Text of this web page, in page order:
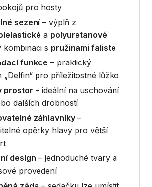
pro hosty
sezení – výplň z
a polyuretanové
kombinaci s pružinami faliste
funkce – praktický
„Delfin“ pro příležitostné lůžko
prostor – ideální na uschování
dalších drobností
záhlavníky –
opěrky hlavy pro větší
design – jednoduché tvary a
provedení